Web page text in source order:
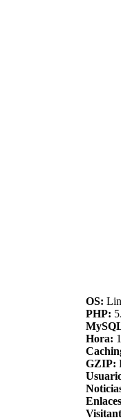
OS:
PHP:
Hora:
GZIP: